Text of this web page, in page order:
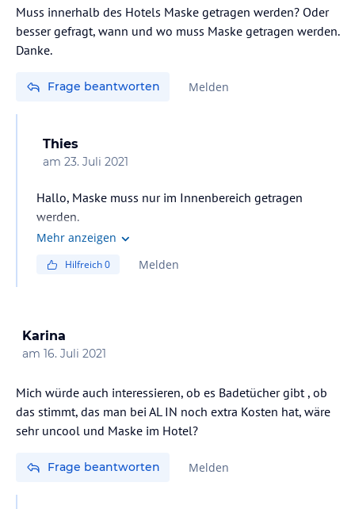
Muss innerhalb des Hotels Maske getragen werden? Oder
besser gefragt, wann und wo muss Maske getragen werden.
Danke.
Frage beantworten Melden
Thies
am 23. Juli 2021
Hallo, Maske muss nur im Innenbereich getragen
werden.
Mehr anzeigen
Hilfreich0 Melden
Karina
am 16. Juli 2021
Mich würde auch interessieren, ob es Badetücher gibt , ob
das stimmt, das man bei AL IN noch extra Kosten hat, wäre
sehr uncool und Maske im Hotel?
Frage beantworten Melden